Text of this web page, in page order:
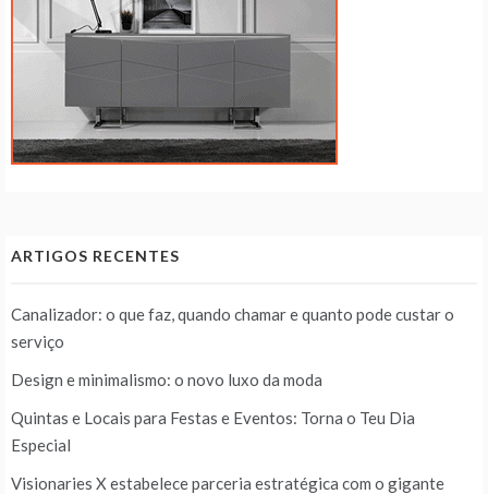
ARTIGOS RECENTES
Canalizador: o que faz, quando chamar e quanto pode custar o
serviço
Design e minimalismo: o novo luxo da moda
Quintas e Locais para Festas e Eventos: Torna o Teu Dia
Especial
Visionaries X estabelece parceria estratégica com o gigante